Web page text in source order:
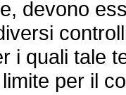
devono
i quali tale
per il